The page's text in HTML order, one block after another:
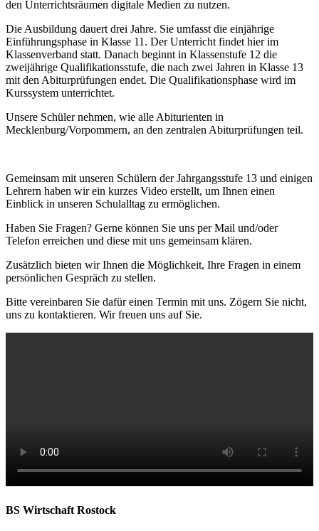
den Unterrichtsräumen digitale Medien zu nutzen.
Die Ausbildung dauert drei Jahre. Sie umfasst die einjährige
Einführungsphase in Klasse 11. Der Unterricht findet hier im
Klassenverband statt. Danach beginnt in Klassenstufe 12 die
zweijährige Qualifikationsstufe, die nach zwei Jahren in Klasse 13
mit den Abiturprüfungen endet. Die Qualifikationsphase wird im
Kurssystem unterrichtet.
Unsere Schüler nehmen, wie alle Abiturienten in
Mecklenburg/Vorpommern, an den zentralen Abiturprüfungen teil.
Gemeinsam mit unseren Schülern der Jahrgangsstufe 13 und einigen
Lehrern haben wir ein kurzes Video erstellt, um Ihnen einen
Einblick in unseren Schulalltag zu ermöglichen.
Haben Sie Fragen? Gerne können Sie uns per Mail und/oder
Telefon erreichen und diese mit uns gemeinsam klären.
Zusätzlich bieten wir Ihnen die Möglichkeit, Ihre Fragen in einem
persönlichen Gespräch zu stellen.
Bitte vereinbaren Sie dafür einen Termin mit uns. Zögern Sie nicht,
uns zu kontaktieren. Wir freuen uns auf Sie.
BS Wirtschaft Rostock